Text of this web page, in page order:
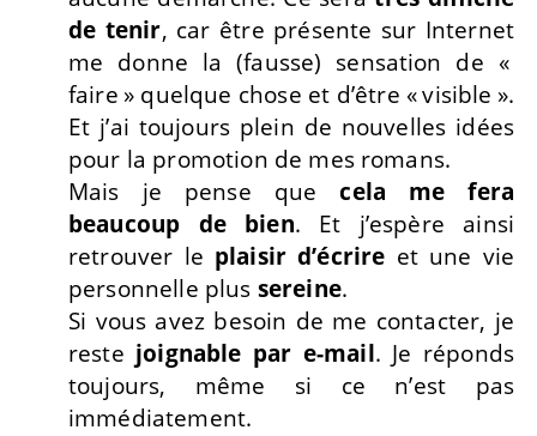
de tenir, car être présente sur Internet
me donne la (fausse) sensation de «
faire » quelque chose et d’être « visible ».
Et j’ai toujours plein de nouvelles idées
pour la promotion de mes romans.
Mais je pense quecela me fera
beaucoup de bien. Et j’espère ainsi
retrouver le plaisir d’écrire et une vie
personnelle plus sereine.
Si vous avez besoin de me contacter, je
reste joignable par e-mail. Je réponds
toujours, même si ce n’est pas
immédiatement.